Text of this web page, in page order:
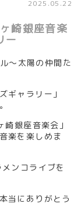
2025.05.22
崎銀座音楽
ー
～太陽の仲間た
ギャラリー」
銀座音楽会」
楽を楽しめま
ンコライブを
当にありがとう